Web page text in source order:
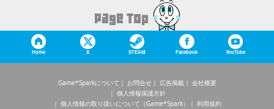
Home X STEAM Facebook YouTube
Game*Sparkについて お問合せ 広告掲載
会社概要
個人情報保護方針
個人情報の取り扱いについて（Game*Spark）
利用規約